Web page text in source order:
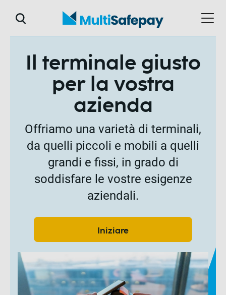
Il terminale giusto
per la vostra
azienda
Offriamo una varietà di terminali,
da quelli piccoli e mobili a quelli
grandi e fissi, in grado di
soddisfare le vostre esigenze
aziendali.
Iniziare